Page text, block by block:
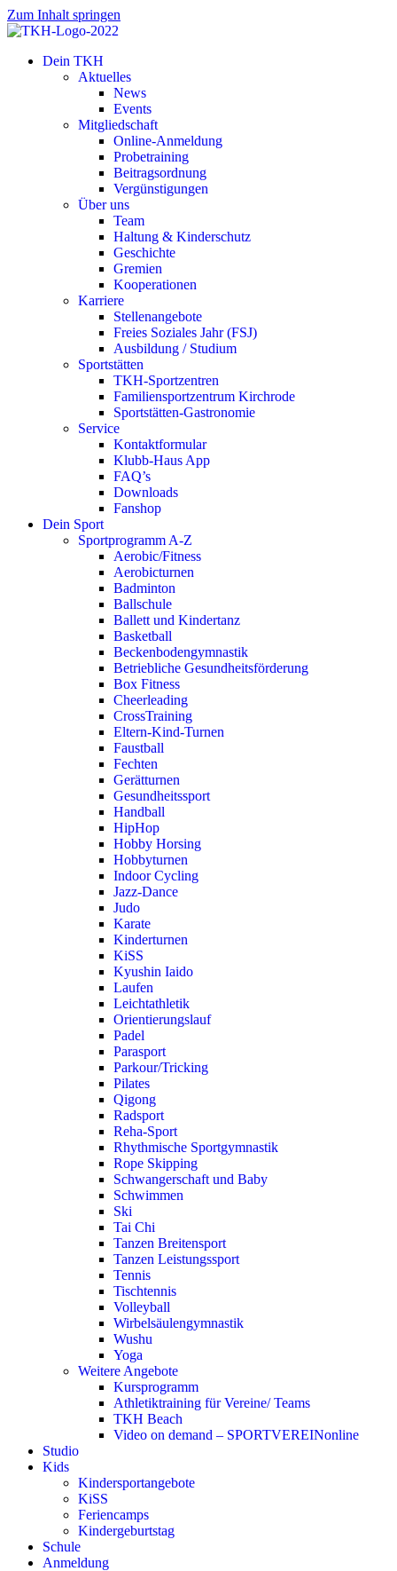
Zum Inhalt springen
Dein TKH
Aktuelles
News
Events
Mitgliedschaft
Online-Anmeldung
Probetraining
Beitragsordnung
Vergünstigungen
Über uns
Team
Haltung & Kinderschutz
Geschichte
Gremien
Kooperationen
Karriere
Stellenangebote
Freies Soziales Jahr (FSJ)
Ausbildung / Studium
Sportstätten
TKH-Sportzentren
Familiensportzentrum Kirchrode
Sportstätten-Gastronomie
Service
Kontaktformular
Klubb-Haus App
FAQ’s
Downloads
Fanshop
Dein Sport
Sportprogramm A-Z
Aerobic/Fitness
Aerobicturnen
Badminton
Ballschule
Ballett und Kindertanz
Basketball
Beckenbodengymnastik
Betriebliche Gesundheitsförderung
Box Fitness
Cheerleading
CrossTraining
Eltern-Kind-Turnen
Faustball
Fechten
Gerätturnen
Gesundheitssport
Handball
HipHop
Hobby Horsing
Hobbyturnen
Indoor Cycling
Jazz-Dance
Judo
Karate
Kinderturnen
KiSS
Kyushin Iaido
Laufen
Leichtathletik
Orientierungslauf
Padel
Parasport
Parkour/Tricking
Pilates
Qigong
Radsport
Reha-Sport
Rhythmische Sportgymnastik
Rope Skipping
Schwangerschaft und Baby
Schwimmen
Ski
Tai Chi
Tanzen Breitensport
Tanzen Leistungssport
Tennis
Tischtennis
Volleyball
Wirbelsäulengymnastik
Wushu
Yoga
Weitere Angebote
Kursprogramm
Athletiktraining für Vereine/ Teams
TKH Beach
Video on demand – SPORTVEREINonline
Studio
Kids
Kindersportangebote
KiSS
Feriencamps
Kindergeburtstag
Schule
Anmeldung